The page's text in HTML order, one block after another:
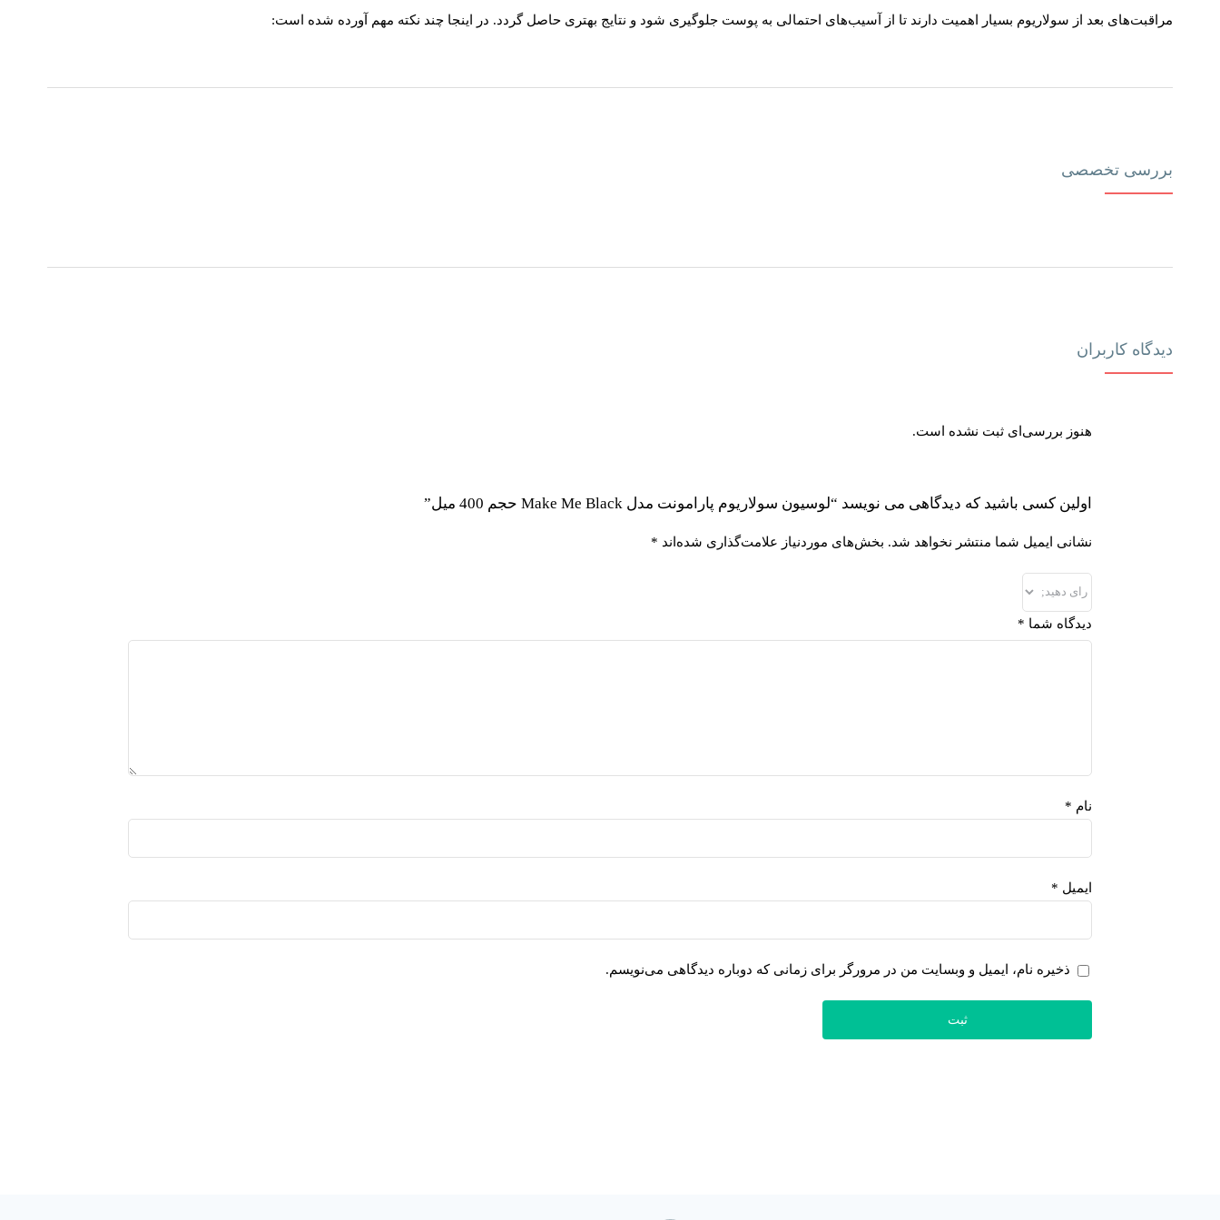
مراقبت‌های بعد از سولاریوم بسیار اهمیت دارند تا از آسیب‌های احتمالی به پوست جلوگیری شود و نتایج بهتری حاصل گردد. در اینجا چند نکته مهم آورده شده است:
بررسی تخصصی
دیدگاه کاربران
هنوز بررسی‌ای ثبت نشده است.
اولین کسی باشید که دیدگاهی می نویسد “لوسیون سولاریوم پارامونت مدل Make Me Black حجم 400 میل”
نشانی ایمیل شما منتشر نخواهد شد. بخش‌های موردنیاز علامت‌گذاری شده‌اند *
دیدگاه شما *
نام *
ایمیل *
ذخیره نام، ایمیل و وبسایت من در مرورگر برای زمانی که دوباره دیدگاهی می‌نویسم.